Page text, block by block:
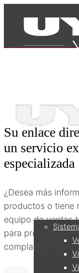
Productos
Su enlace
un servicio
especializada
¿Desea más
productos o tiene
equipo de ventas
para
complace poder